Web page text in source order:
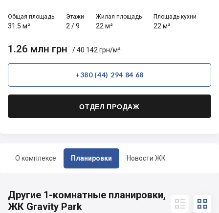
О комплексе Планировки Новости ЖК
Общая площадь
31.5 м²
Этажи
2 /9
Жилая площадь
22 м²
Площадь кухни
22 м²
1.26 млн грн / 40 142 грн/м²
+380 (44) 294 84 68
ОТДЕЛ ПРОДАЖ
Другие 1-комнатные планировки,
ЖК Gravity Park
 